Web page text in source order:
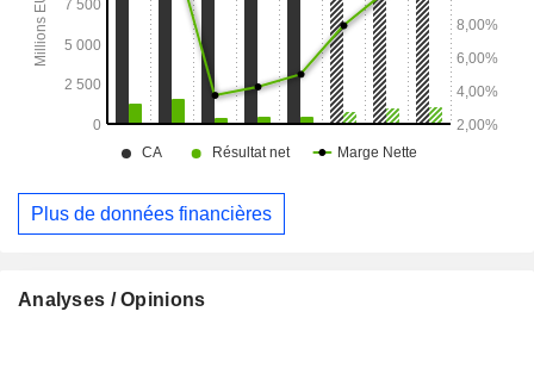
Plus de données financières
Analyses / Opinions